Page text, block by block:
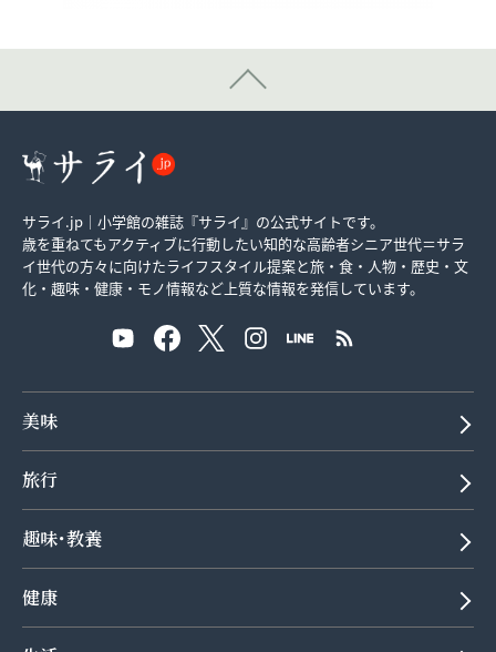
サライ.jp｜小学館の雑誌『サライ』の公式サイトです。
歳を重ねてもアクティブに行動したい知的な高齢者シニア世代＝サラ
イ世代の方々に向けたライフスタイル提案と旅・食・人物・歴史・文
化・趣味・健康・モノ情報など上質な情報を発信しています。
美味
旅行
趣味･教養
健康